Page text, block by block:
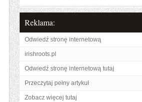
Reklama:
Odwiedź stronę internetową
irishroots.pl
Odwiedź stronę internetową tutaj
Przeczytaj pełny artykuł
Zobacz więcej tutaj